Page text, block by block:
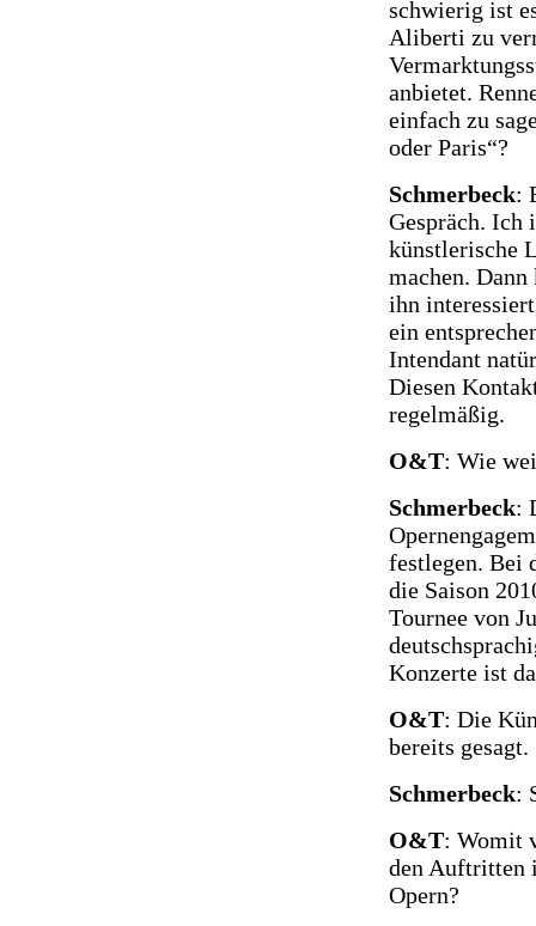
schwierig ist
Aliberti zu
anbietet.
einfach zu
oder Paris“?
Schmerbeck:
Gespräch. Ich
künstlerische
machen. Dann
ihn
ein
Intendant
Diesen
regelmäßig.
O&T: Wie
Schmerbeck:
festlegen. Bei
die Saison
Tournee von
Konzerte ist
O&T: Die
bereits
Schmerbeck:
O&T: Womit
den Auftritten
Opern?